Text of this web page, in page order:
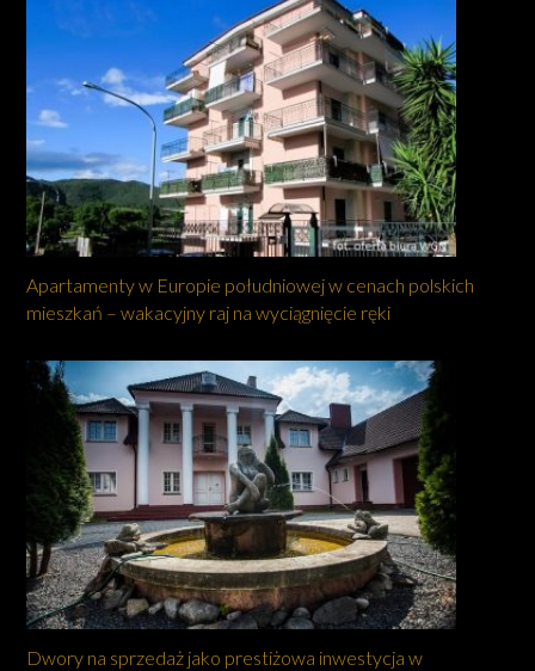
Apartamenty w Europie południowej w cenach polskich
mieszkań – wakacyjny raj na wyciągnięcie ręki
Dwory na sprzedaż jako prestiżowa inwestycja w